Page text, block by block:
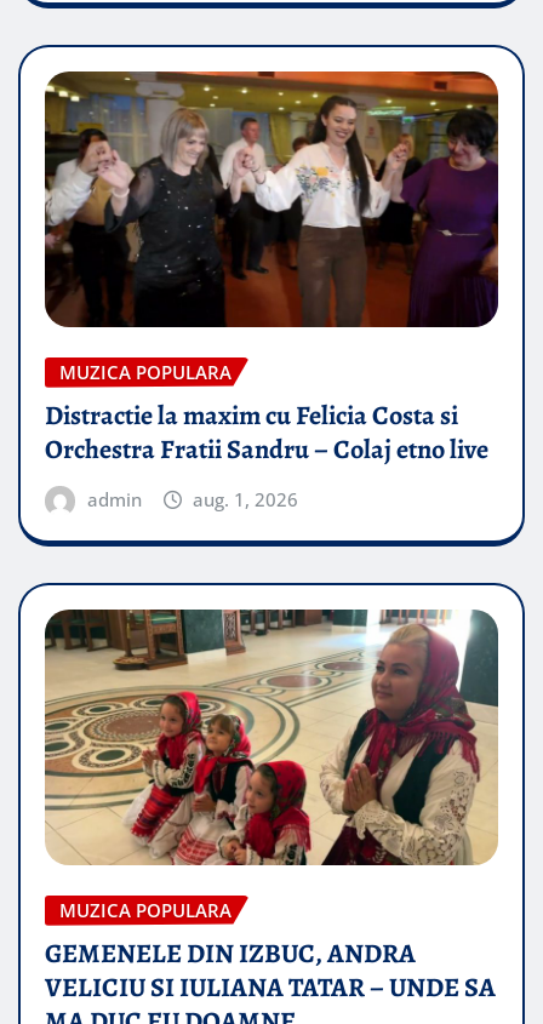
MUZICA POPULARA
Distractie la maxim cu Felicia Costa si
Orchestra Fratii Sandru – Colaj etno live
admin aug. 1, 2026
MUZICA POPULARA
GEMENELE DIN IZBUC, ANDRA
VELICIU SI IULIANA TATAR – UNDE SA